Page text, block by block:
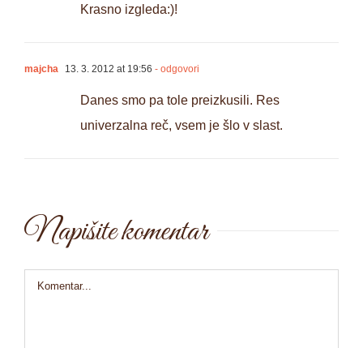
Krasno izgleda:)!
majcha 13. 3. 2012 at 19:56 - odgovori
Danes smo pa tole preizkusili. Res
univerzalna reč, vsem je šlo v slast.
Napišite komentar
Comment